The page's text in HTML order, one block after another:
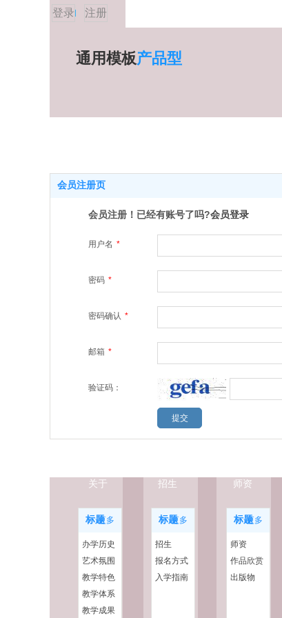
通用模板产品型
登录 注册
会员注册页
会员注册！已经有账号了吗?会员登录
用户名 *
密码 *
密码确认 *
邮箱 *
验证码：
标题更多
办学历史
艺术氛围
教学特色
教学体系
教学成果
关于
标题更多
招生
报名方式
入学指南
招生
标题更多
师资
作品欣赏
出版物
师资